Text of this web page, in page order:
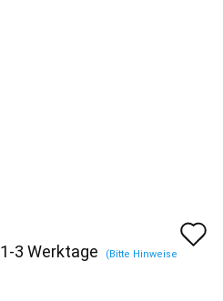
1-3 Werktage
(Bitte Hinweise